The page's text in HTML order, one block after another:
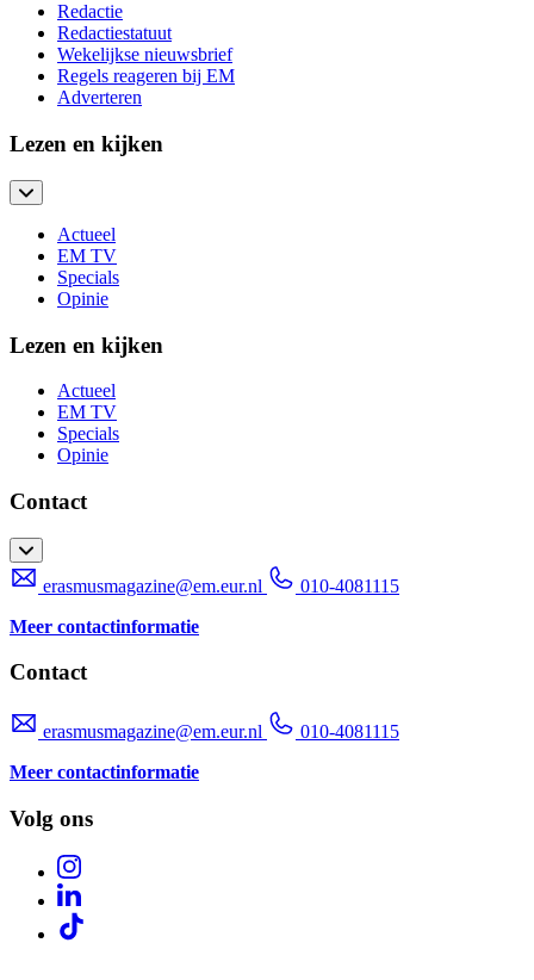
Redactie
Redactiestatuut
Wekelijkse nieuwsbrief
Regels reageren bij EM
Adverteren
Lezen en kijken
Actueel
EM TV
Specials
Opinie
Lezen en kijken
Actueel
EM TV
Specials
Opinie
Contact
erasmusmagazine@em.eur.nl
010-4081115
Meer contactinformatie
Contact
erasmusmagazine@em.eur.nl
010-4081115
Meer contactinformatie
Volg ons